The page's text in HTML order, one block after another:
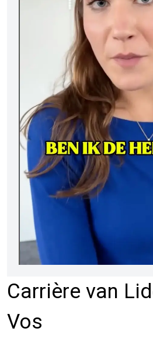
Carrière van
Vos